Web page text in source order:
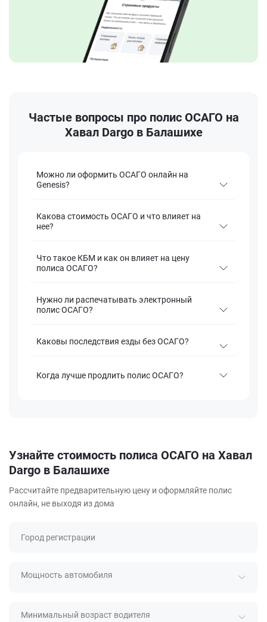
Частые вопросы про полис ОСАГО на
Хавал Dargo в Балашихе
Можно ли оформить ОСАГО онлайн на
Genesis?
Какова стоимость ОСАГО и что влияет на
нее?
Что такое КБМ и как он влияет на цену
полиса ОСАГО?
Нужно ли распечатывать электронный
полис ОСАГО?
Каковы последствия езды без ОСАГО?
Когда лучше продлить полис ОСАГО?
Узнайте стоимость полиса ОСАГО на Хавал
Dargo в Балашихе
Рассчитайте предварительную цену и оформляйте полис
онлайн, не выходя из дома
Город регистрации
Мощность автомобиля
Минимальный возраст водителя